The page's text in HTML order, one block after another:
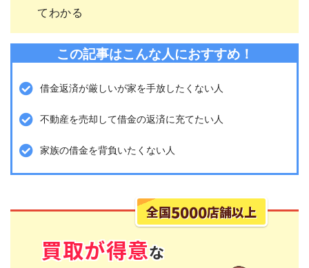
てわかる
この記事はこんな人におすすめ！
借金返済が厳しいが家を手放したくない人
不動産を売却して借金の返済に充てたい人
家族の借金を背負いたくない人